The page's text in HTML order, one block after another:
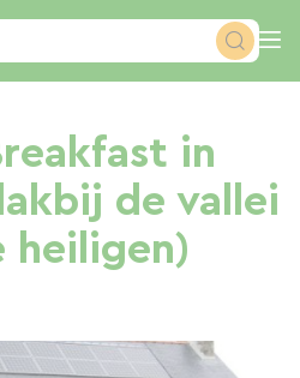
in
de vallei
heiligen)